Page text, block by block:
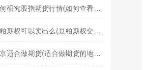
如何研究股指期货行情(如何查看股指期货行情)
豆粕期权可以卖出么(豆粕期权交易规则)
南京适合做期货(适合做期货的地方)